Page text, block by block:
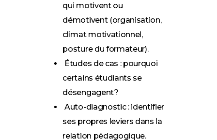
qui motivent ou
démotivent (organisation,
climat motivationnel,
posture du formateur).
Études de cas : pourquoi
certains étudiants se
désengagent?
Auto-diagnostic : identifier
ses propres leviers dans la
relation pédagogique.